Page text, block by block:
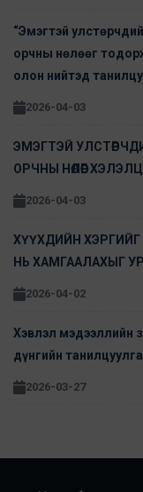
“Эмэгтэй
орчны нөлөөг
олон нийтэд
2026-04-03
ЭМЭГТЭЙ
ОРЧНЫ НӨЛӨӨГ
2026-04-03
ХҮҮХДИЙН
НЬ ХАМГААЛАХЫГ
2026-04-02
Хэвлэл мэдээллийн
дүнгийн
2026-03-27